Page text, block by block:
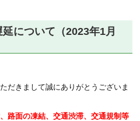
について（2023年1月
だきまして誠にありがとうございま
路面の凍結、交通渋滞、交通規制等